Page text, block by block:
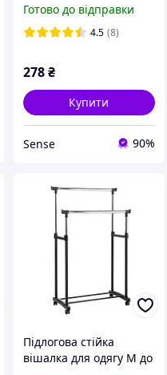
одягу Coat Rack SN27
Готово до відправки
4.5 (8)
278 ₴
Купити
Sense 90%
Підлогова стійка
вішалка для одягу M до